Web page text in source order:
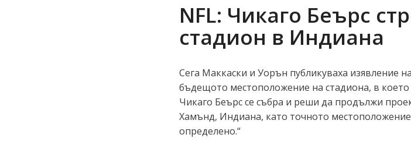
NFL: Чикаго Беърс
стадион в Индиана
Сега Маккаски и Уорън публикуваха изявление
бъдещото местоположение на стадиона, в което
Чикаго Беърс се събра и реши да продължи
Хамънд, Индиана, като точното
определено.“